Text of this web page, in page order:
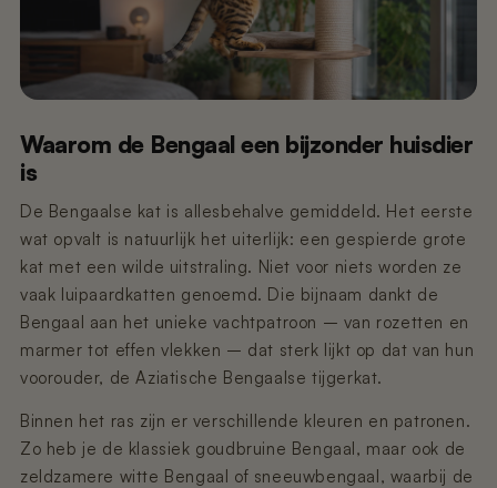
Waarom de Bengaal een bijzonder huisdier
is
De Bengaalse kat is allesbehalve gemiddeld. Het eerste
wat opvalt is natuurlijk het uiterlijk: een gespierde grote
kat met een wilde uitstraling. Niet voor niets worden ze
vaak luipaardkatten genoemd. Die bijnaam dankt de
Bengaal aan het unieke vachtpatroon – van rozetten en
marmer tot effen vlekken – dat sterk lijkt op dat van hun
voorouder, de Aziatische Bengaalse tijgerkat.
Binnen het ras zijn er verschillende kleuren en patronen.
Zo heb je de klassiek goudbruine Bengaal, maar ook de
zeldzamere witte Bengaal of sneeuwbengaal, waarbij de